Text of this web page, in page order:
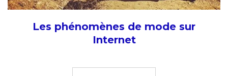
Les phénomènes de mode sur
Internet